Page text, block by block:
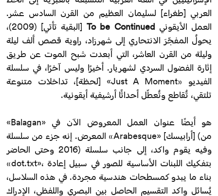
العربي [طغراء] لسليمان العظيم من القرن السادس عشر.
العمل الأيقوني To be Continued
[البقية تأتي] (2009)،
يحولُ المفجّرَ الانتحاري إلى شهرزاد، راوية قصص ألف ليلة
وليلة من القرن العاشر، التي أبعدت شبح الموت عن طريق
إثارة الفضول السردي لشهريار. أخيرًا وليس آخرًا، في سلسلة
الفيديو «Just A Moment» [لحظة]، تداخلات متنوعة
تلتقي، تُقاطع وتُعطّل أحداثًا أرشيفية أيقونية.
«Balagan» هو أيضًا عنوان العمل المعروض الآن في
المعرض. إنه جزء من سلسلة «Arabesque» [أرابيسك] (من
2016 وحتى الحاضر) وفيه يقوم واكد، إلى جانب سلسلة
«dot.txt»، بتفكيك اللبنات الأساسية للصور في سبيل إعادة
بناء ما يبدو كمسطحات هندسية مجردة. في هذه السلاسل،
يُسائل واكد التقسيم الحاصل بين البصري واللفظي، الإدراك